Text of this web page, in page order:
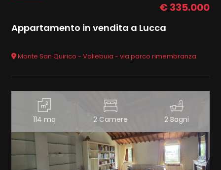
€ 335.000
Appartamento in vendita a Lucca
Monte San Quirico - Vallebuia - via parco rimembranza
114 mq 2 Camere 2 Bagni